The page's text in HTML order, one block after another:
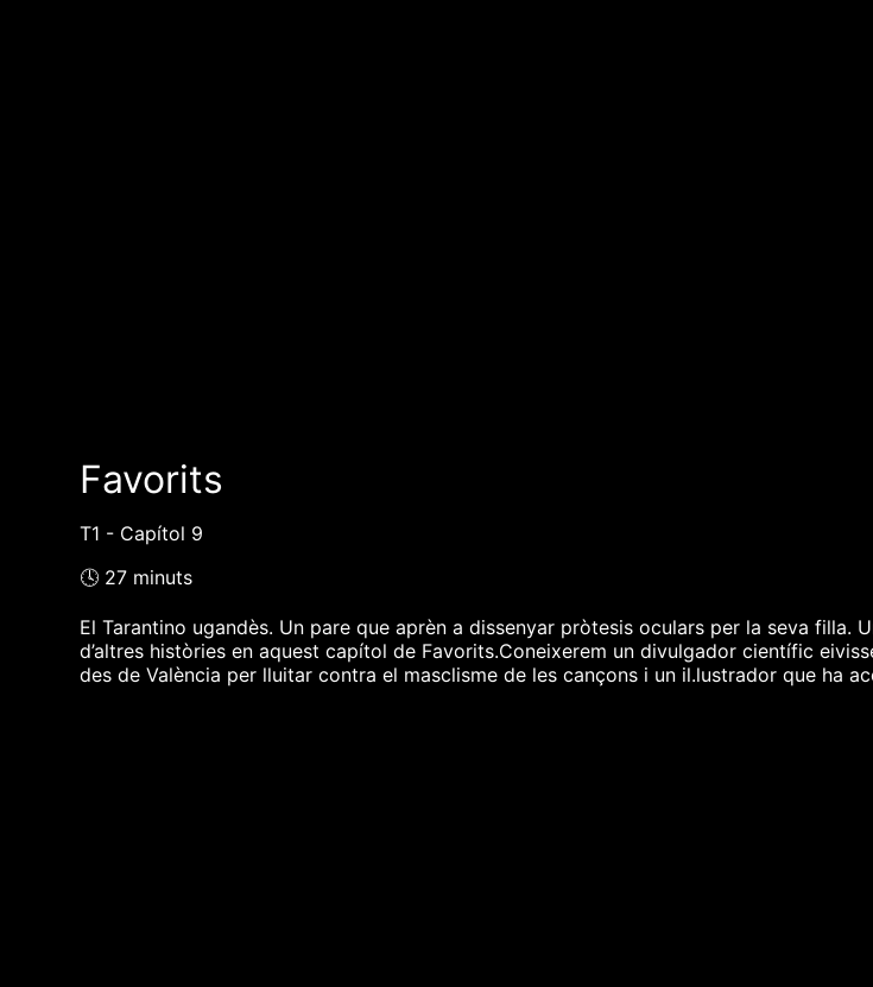
Favorits
T1 - Capítol 9
🕓 27 minuts
El Tarantino ugandès. Un pare que aprèn a dissenyar pròtesis oculars per la seva filla.
d’altres històries en aquest capítol de Favorits.Coneixerem un divulgador científic
des de València per lluitar contra el masclisme de les cançons i un il.lustrador que ha